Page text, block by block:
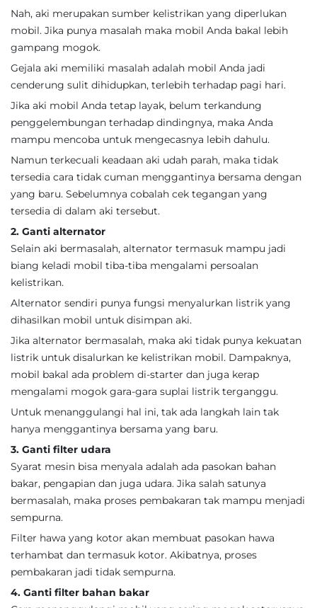
Nah, aki merupakan sumber kelistrikan yang diperlukan
mobil. Jika punya masalah maka mobil Anda bakal lebih
gampang mogok.
Gejala aki memiliki masalah adalah mobil Anda jadi
cenderung sulit dihidupkan, terlebih terhadap pagi hari.
Jika aki mobil Anda tetap layak, belum terkandung
penggelembungan terhadap dindingnya, maka Anda
mampu mencoba untuk mengecasnya lebih dahulu.
Namun terkecuali keadaan aki udah parah, maka tidak
tersedia cara tidak cuman menggantinya bersama dengan
yang baru. Sebelumnya cobalah cek tegangan yang
tersedia di dalam aki tersebut.
2. Ganti alternator
Selain aki bermasalah, alternator termasuk mampu jadi
biang keladi mobil tiba-tiba mengalami persoalan
kelistrikan.
Alternator sendiri punya fungsi menyalurkan listrik yang
dihasilkan mobil untuk disimpan aki.
Jika alternator bermasalah, maka aki tidak punya kekuatan
listrik untuk disalurkan ke kelistrikan mobil. Dampaknya,
mobil bakal ada problem di-starter dan juga kerap
mengalami mogok gara-gara suplai listrik terganggu.
Untuk menanggulangi hal ini, tak ada langkah lain tak
hanya menggantinya bersama yang baru.
3. Ganti filter udara
Syarat mesin bisa menyala adalah ada pasokan bahan
bakar, pengapian dan juga udara. Jika salah satunya
bermasalah, maka proses pembakaran tak mampu menjadi
sempurna.
Filter hawa yang kotor akan membuat pasokan hawa
terhambat dan termasuk kotor. Akibatnya, proses
pembakaran jadi tidak sempurna.
4. Ganti filter bahan bakar